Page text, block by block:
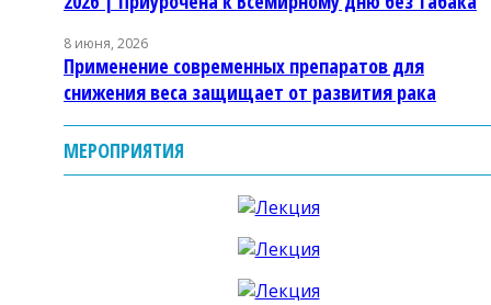
8 июня, 2026
Применение современных препаратов для
снижения веса защищает от развития рака
МЕРОПРИЯТИЯ